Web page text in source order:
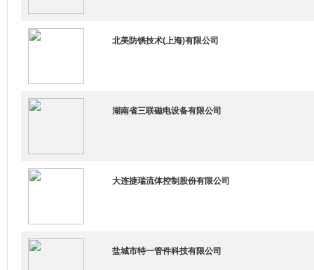
北美防锈技术(上海)有限公司
湖南省三联磁电设备有限公司
大连捷瑞流体控制股份有限公司
盐城市特一管件科技有限公司